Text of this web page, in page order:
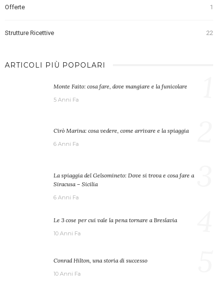
Offerte 1
Strutture Ricettive 22
ARTICOLI PIÙ POPOLARI
Monte Faito: cosa fare, dove mangiare e la funicolare
5 Anni Fa
Cirò Marina: cosa vedere, come arrivare e la spiaggia
6 Anni Fa
La spiaggia del Gelsomineto: Dove si trova e cosa fare a
Siracusa – Sicilia
6 Anni Fa
Le 3 cose per cui vale la pena tornare a Breslavia
10 Anni Fa
Conrad Hilton, una storia di successo
10 Anni Fa